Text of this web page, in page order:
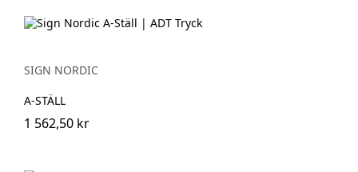
SIGN NORDIC
A-STÄLL
1 562,50 kr